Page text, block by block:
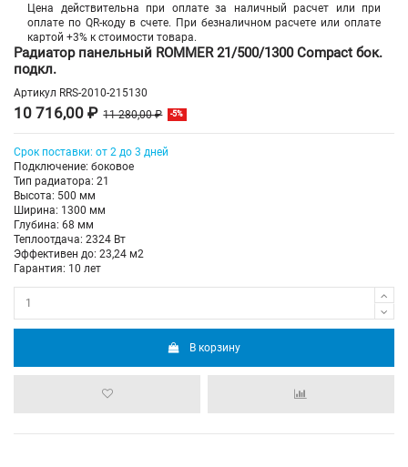
Цена действительна при оплате за наличный расчет или при
оплате по QR-коду в счете. При безналичном расчете или оплате
картой +3% к стоимости товара.
Радиатор панельный ROMMER 21/500/1300 Compact бок.
подкл.
Артикул RRS-2010-215130
10 716,00 ₽ 11 280,00 ₽ -5%
Срок поставки: от 2 до 3 дней
Подключение: боковое
Тип радиатора: 21
Высота: 500 мм
Ширина: 1300 мм
Глубина: 68 мм
Теплоотдача: 2324 Вт
Эффективен до: 23,24 м2
Гарантия: 10 лет
В корзину